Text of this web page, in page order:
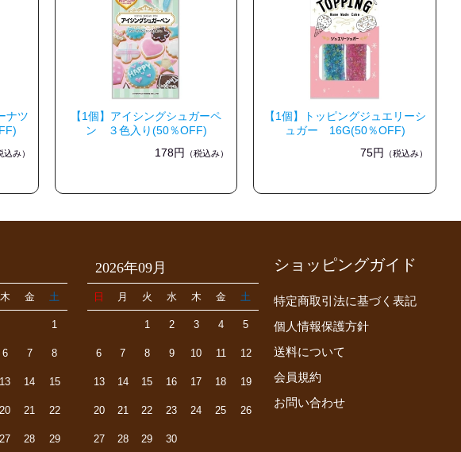
ナツ
込み）
【1個】アイシングシュガーペ
ン ３色入り(50％OFF)
178円
（税込み）
【1個】トッピングジュエリーシ
ュガー 16G(50％OFF)
75円
（税込み）
木 金 土
1
6 7 8
13 14 15
20 21 22
27 28 29
2026年09月
日 月 火 水 木 金 土
1 2 3 4 5
6 7 8 9 10 11 12
13 14 15 16 17 18 19
20 21 22 23 24 25 26
27 28 29 30
ショッピングガイド
特定商取引法に基づく表記
個人情報保護方針
送料について
会員規約
お問い合わせ